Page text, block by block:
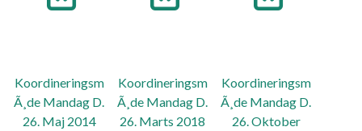
Koordineringsm
Ã¸de Mandag D.
26. Maj 2014
Koordineringsm
Ã¸de Mandag D.
26. Marts 2018
Koordineringsm
Ã¸de Mandag D.
26. Oktober